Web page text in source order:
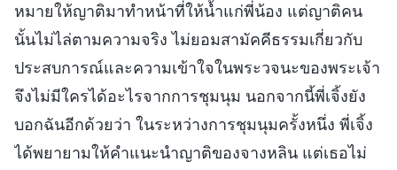
หมายให้ญาติมาทำหน้าที่ให้น้ำแก่พี่น้อง แต่ญาติคน
นั้นไม่ไล่ตามความจริง ไม่ยอมสามัคคีธรรมเกี่ยวกับ
ประสบการณ์และความเข้าใจในพระวจนะของพระเจ้า
จึงไม่มีใครได้อะไรจากการชุมนุม นอกจากนี้พี่เจิ้งยัง
บอกฉันอีกด้วยว่า ในระหว่างการชุมนุมครั้งหนึ่ง พี่เจิ้ง
ได้พยายามให้คำแนะนำญาติของจางหลิน แต่เธอไม่